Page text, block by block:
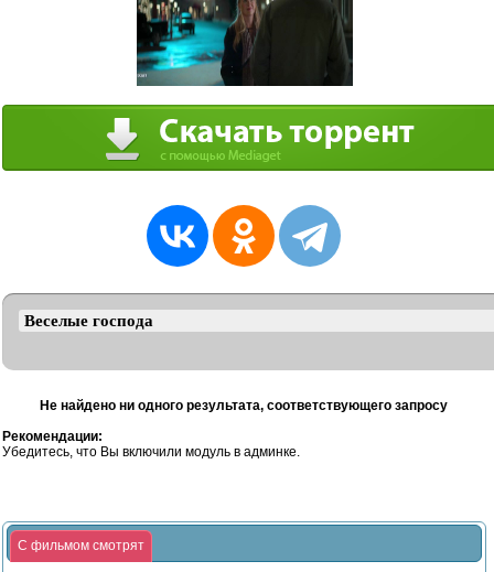
Не найдено ни одного результата, соответствующего запросу
Рекомендации:
Убедитесь, что Вы включили модуль в админке.
С фильмом смотрят